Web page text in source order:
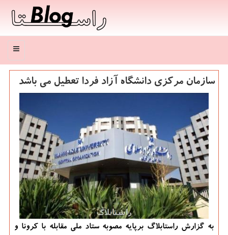
منو
سازمان مركزی دانشگاه آزاد فردا تعطیل می باشد
به گزارش راستابلاگ برپایه مصوبه ستاد ملی مقابله با کرونا و